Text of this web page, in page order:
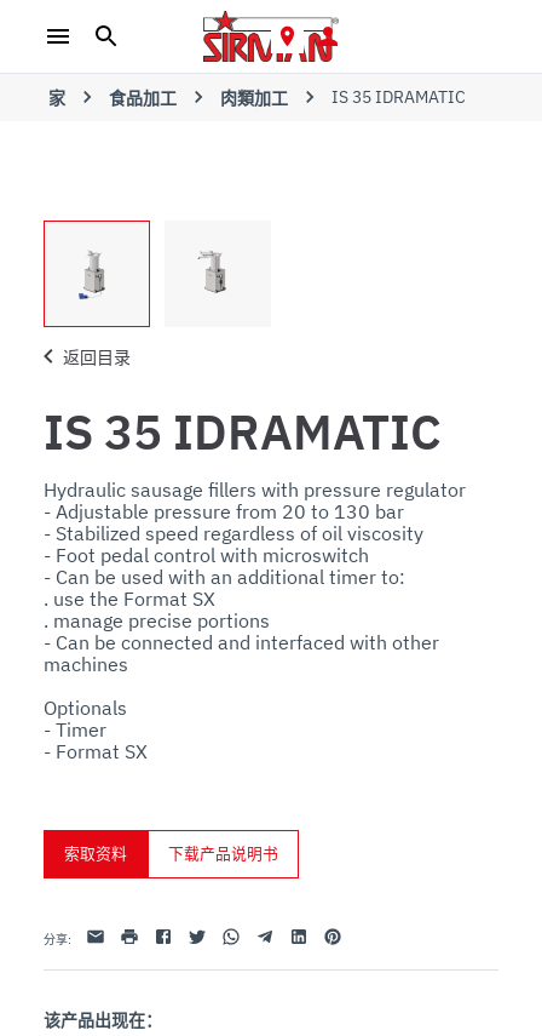
家 食品加工 肉類加工 IS 35 IDRAMATIC
返回目录
IS 35 IDRAMATIC
Hydraulic sausage fillers with pressure regulator
- Adjustable pressure from 20 to 130 bar
- Stabilized speed regardless of oil viscosity
- Foot pedal control with microswitch
- Can be used with an additional timer to:
. use the Format SX
. manage precise portions
- Can be connected and interfaced with other
machines
Optionals
- Timer
- Format SX
索取资料 下载产品说明书
分享: 电子邮件
打印 FacebookTwitterWhatsappTelegramLinkedinPinterest
该产品出现在：